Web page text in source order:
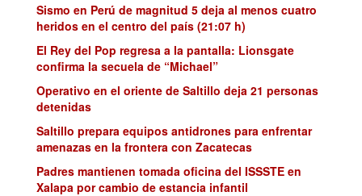
Sismo en Perú de magnitud 5 deja al menos cuatro
heridos en el centro del país (21:07 h)
El Rey del Pop regresa a la pantalla: Lionsgate
confirma la secuela de “Michael”
Operativo en el oriente de Saltillo deja 21 personas
detenidas
Saltillo prepara equipos antidrones para enfrentar
amenazas en la frontera con Zacatecas
Padres mantienen tomada oficina del ISSSTE en
Xalapa por cambio de estancia infantil